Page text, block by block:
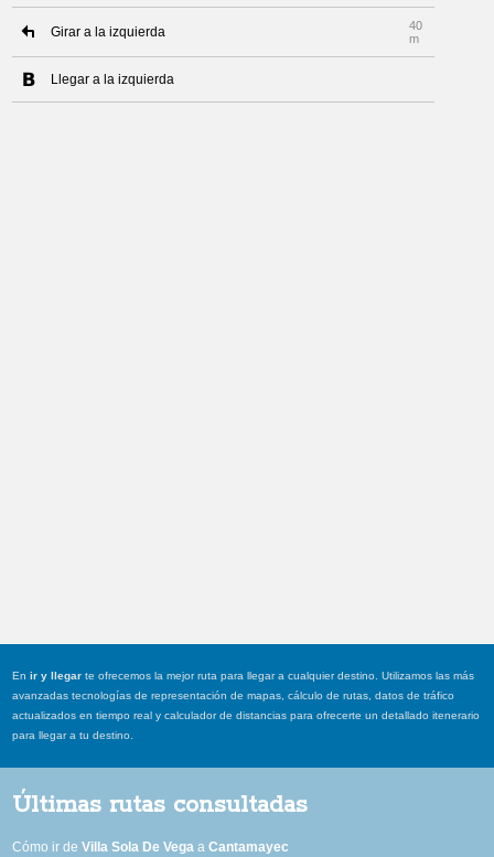
Girar a la izquierda
40
m
Llegar a la izquierda
Enir y llegar te ofrecemos la mejor ruta para llegar a cualquier destino. Utilizamos las más
avanzadas tecnologías de representación de mapas, cálculo de rutas, datos de tráfico
actualizados en tiempo real y calculador de distancias para ofrecerte un detallado itenerario
para llegar a tu destino.
Últimas rutas consultadas
Cómo ir deVilla Sola De Vega aCantamayec